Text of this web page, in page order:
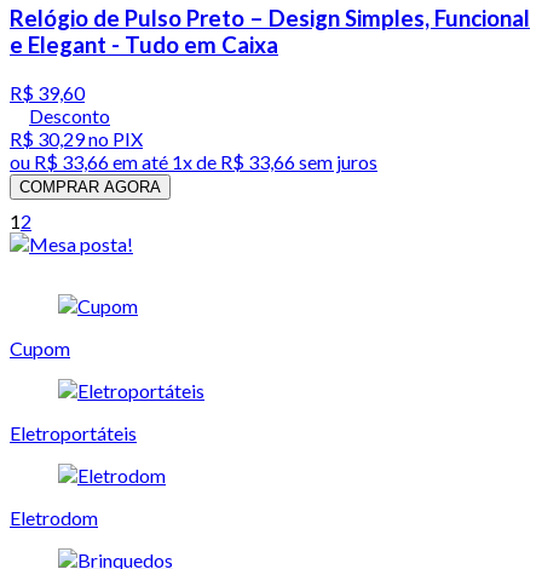
Relógio de Pulso Preto – Design Simples, Funcional
e Elegant - Tudo em Caixa
R$ 39,60
Desconto
R$ 30,29no PIX
ou R$ 33,66em até 1x de R$ 33,66sem juros
COMPRAR AGORA
12
Cupom
Eletroportáteis
Eletrodom